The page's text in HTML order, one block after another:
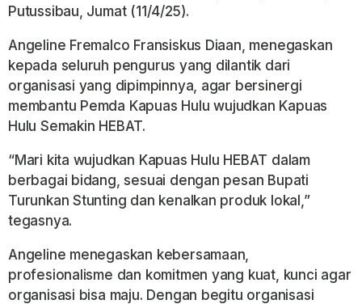
Putussibau, Jumat (11/4/25).
Angeline Fremalco Fransiskus Diaan, menegaskan
kepada seluruh pengurus yang dilantik dari
organisasi yang dipimpinnya, agar bersinergi
membantu Pemda Kapuas Hulu wujudkan Kapuas
Hulu Semakin HEBAT.
“Mari kita wujudkan Kapuas Hulu HEBAT dalam
berbagai bidang, sesuai dengan pesan Bupati
Turunkan Stunting dan kenalkan produk lokal,”
tegasnya.
Angeline menegaskan kebersamaan,
profesionalisme dan komitmen yang kuat, kunci agar
organisasi bisa maju. Dengan begitu organisasi